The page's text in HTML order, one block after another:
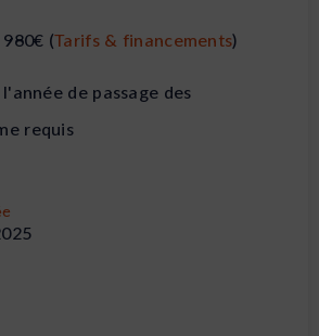
(Tarifs & financements)
de passage des
requis